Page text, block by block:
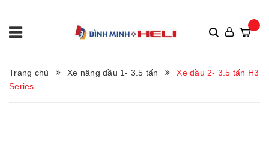
Trang chủ Xe nâng dầu 1- 3.5 tấn
Xe dầu 2- 3.5 tấn H3
Series